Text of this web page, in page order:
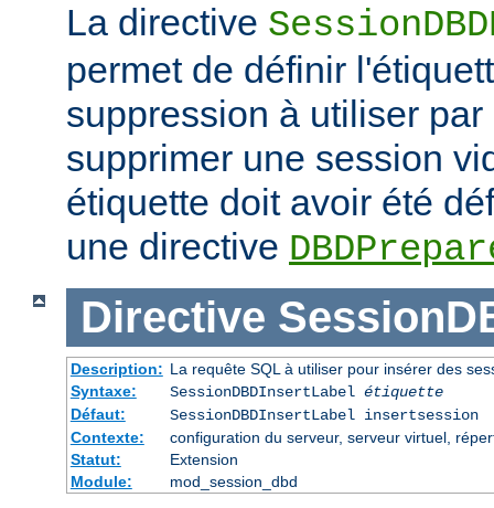
La directive
permet de définir
suppression à utiliser
supprimer une session
étiquette doit avoir été
une directive
Directive
Description: La requête SQL à utiliser pour insérer des
Syntaxe:
SessionDBDInsertLabel étiquette
Défaut:
SessionDBDInsertLabel insertsession
Contexte:
configuration du serveur, serveur virtuel,
Statut:
Extension
Module:
mod_session_dbd